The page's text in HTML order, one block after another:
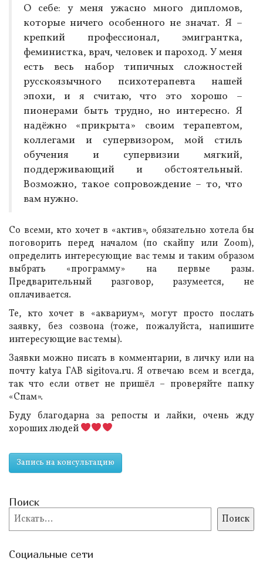
О себе: у меня ужасно много дипломов,
которые ничего особенного не значат. Я –
крепкий профессионал, эмигрантка,
феминистка, врач, человек и пароход. У меня
есть весь набор типичных сложностей
русскоязычного психотерапевта нашей
эпохи, и я считаю, что это хорошо –
пионерами быть трудно, но интересно. Я
надёжно «прикрыта» своим терапевтом,
коллегами и супервизором, мой стиль
обучения и супервизии мягкий,
поддерживающий и обстоятельный.
Возможно, такое сопровождение – то, что
вам нужно.
Со всеми, кто хочет в «актив», обязательно хотела бы
поговорить перед началом (по скайпу или Zoom),
определить интересующие вас темы и таким образом
выбрать «программу» на первые разы.
Предварительный разговор, разумеется, не
оплачивается.
Те, кто хочет в «аквариум», могут просто послать
заявку, без созвона (тоже, пожалуйста, напишите
интересующие вас темы).
Заявки можно писать в комментарии, в личку или на
почту katya ГАВ sigitova.ru. Я отвечаю всем и всегда,
так что если ответ не пришёл – проверяйте папку
«Спам».
Буду благодарна за репосты и лайки, очень жду
хороших людей
Запись на консультацию
Поиск
Поиск Поиск
Социальные сети